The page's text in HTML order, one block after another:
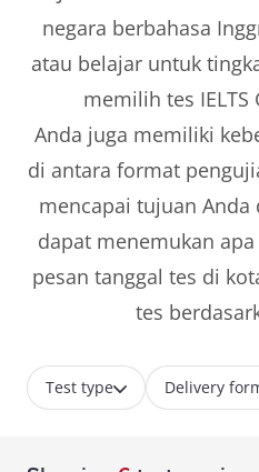
negara berbahasa
atau belajar untuk
memilih tes
Anda juga memiliki
di antara format
mencapai tujuan
dapat menemukan
pesan tanggal tes di
tes
Test type Delivery